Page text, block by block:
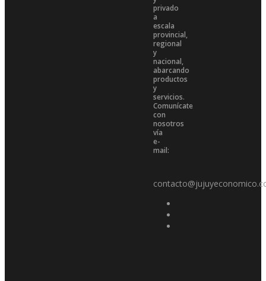
privado
a
escala
provincial,
regional
y
nacional,
abarcando
productos
y
servicios.
Comunícate
con
nosotros
vía
e-
mail: